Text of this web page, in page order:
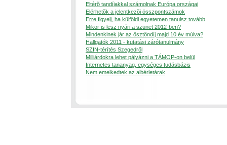
Eltérõ tandíjakkal számolnak Európa országai
Elérhetõk a jelentkezõi összpontszámok
Erre figyelj, ha külföldi egyetemen tanulsz tovább
Mikor is lesz nyári a szünet 2012-ben?
Mindenkinek jár az ösztöndíj majd 10 év múlva?
Hallgatók 2011 - kutatási zárótanulmány
SZIN-térítés Szegedrõl
Milliárdokra lehet pályázni a TÁMOP-on belül
Internetes tananyag, egységes tudásbázis
Nem emelkedtek az albérletárak